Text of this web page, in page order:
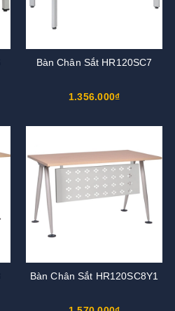
Bàn Chân Sắt HR120SC7
1.356.000₫
Bàn Chân Sắt HR120SC8Y1